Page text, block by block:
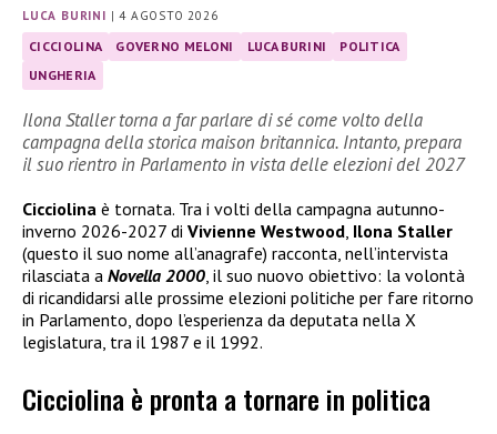
LUCA BURINI |4 AGOSTO 2026
CICCIOLINA GOVERNO MELONI LUCA BURINI
POLITICA
UNGHERIA
Ilona Staller torna a far parlare di sé come volto della
campagna della storica maison britannica. Intanto, prepara
il suo rientro in Parlamento in vista delle elezioni del 2027
Cicciolina è tornata. Tra i volti della campagna autunno-
inverno 2026-2027 di Vivienne Westwood, Ilona Staller
(questo il suo nome all’anagrafe) racconta, nell’intervista
rilasciata a Novella 2000, il suo nuovo obiettivo: la volontà
di ricandidarsi alle prossime elezioni politiche per fare ritorno
in Parlamento, dopo l’esperienza da deputata nella X
legislatura, tra il 1987 e il 1992.
Cicciolina è pronta a tornare in politica